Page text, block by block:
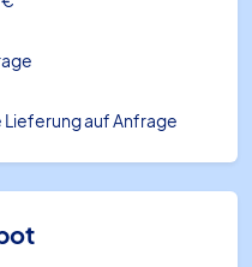
auf Anfrage